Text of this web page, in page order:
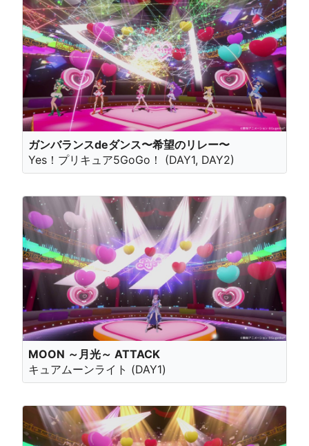
ガンバランスdeダンス〜希望のリレー〜
Yes！プリキュア5GoGo！ (DAY1, DAY2)
MOON ～月光～ ATTACK
キュアムーンライト (DAY1)